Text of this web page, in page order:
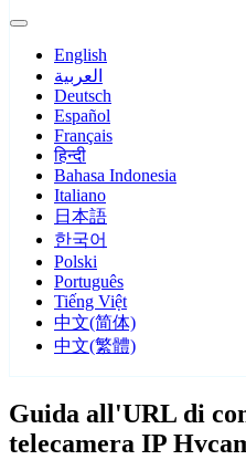
English
العربية
Deutsch
Español
Français
हिन्दी
Bahasa Indonesia
Italiano
日本語
한국어
Polski
Português
Tiếng Việt
中文(简体)
中文(繁體)
Guida all'URL di
telecamera IP